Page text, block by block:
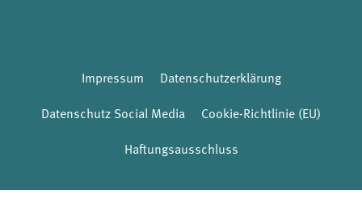
Impressum
Datenschutzerklärung
Datenschutz Social Media
Cookie-Richtlinie (EU)
Haftungsausschluss